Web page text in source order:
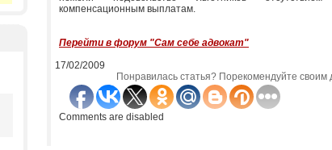
компенсационным выплатам.
Перейти в форум "Сам себе адвокат"
17/02/2009
Понравилась статья? Порекомендуйте своим
Comments are disabled